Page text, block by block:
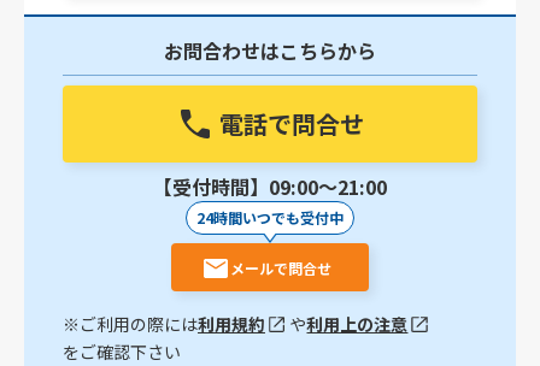
お問合わせはこちらから
電話で問合せ
【受付時間】09:00〜21:00
24時間いつでも受付中
メールで問合せ
※ご利用の際には利用規約 や利用上の注意
をご確認下さい